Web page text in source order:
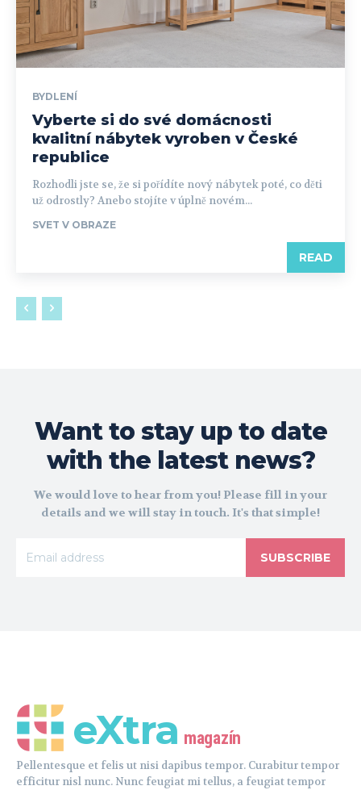
BYDLENÍ
Vyberte si do své domácnosti
kvalitní nábytek vyroben v České
republice
Rozhodli jste se, že si pořídíte nový nábytek poté, co děti
už odrostly? Anebo stojíte v úplně novém...
SVET V OBRAZE
READ
Want to stay up to date
with the latest news?
We would love to hear from you! Please fill in your
details and we will stay in touch. It's that simple!
SUBSCRIBE
eXtra magazín
Pellentesque et felis ut nisi dapibus tempor. Curabitur tempor
efficitur nisl nunc. Nunc feugiat mi tellus, a feugiat tempor